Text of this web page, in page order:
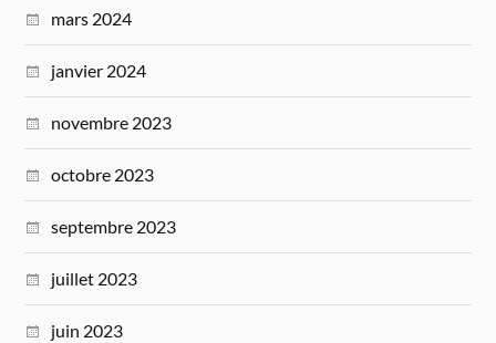
mars 2024
janvier 2024
novembre 2023
octobre 2023
septembre 2023
juillet 2023
juin 2023